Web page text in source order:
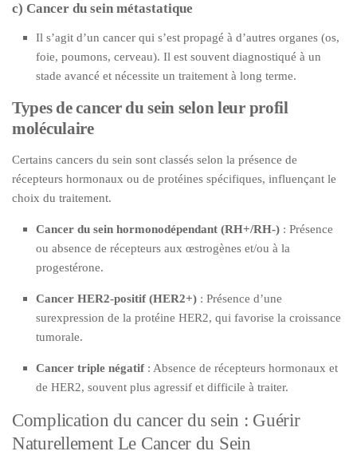
c) Cancer du sein métastatique
Il s’agit d’un cancer qui s’est propagé à d’autres organes (os,
foie, poumons, cerveau). Il est souvent diagnostiqué à un
stade avancé et nécessite un traitement à long terme.
Types de cancer du sein selon leur profil
moléculaire
Certains cancers du sein sont classés selon la présence de
récepteurs hormonaux ou de protéines spécifiques, influençant le
choix du traitement.
Cancer du sein hormonodépendant (RH+/RH-) : Présence
ou absence de récepteurs aux œstrogènes et/ou à la
progestérone.
Cancer HER2-positif (HER2+) : Présence d’une
surexpression de la protéine HER2, qui favorise la croissance
tumorale.
Cancer triple négatif : Absence de récepteurs hormonaux et
de HER2, souvent plus agressif et difficile à traiter.
Complication du cancer du sein : Guérir
Naturellement Le Cancer du Sein